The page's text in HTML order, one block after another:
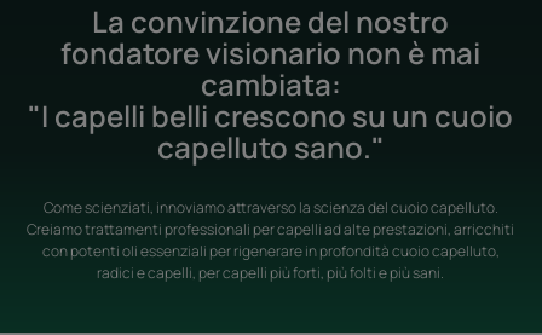
La convinzione del nostro
fondatore visionario non è mai
cambiata:
"I capelli belli crescono su un cuoio
capelluto sano."
Come scienziati, innoviamo attraverso la scienza del cuoio capelluto.
Creiamo trattamenti professionali per capelli ad alte prestazioni, arricchiti
con potenti oli essenziali per rigenerare in profondità cuoio capelluto,
radici e capelli, per capelli più forti, più folti e più sani.